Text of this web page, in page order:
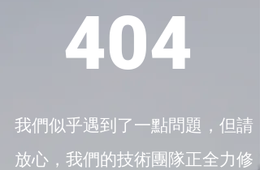
404
我們似乎遇到了一點問題，但請
放心，我們的技術團隊正全力修